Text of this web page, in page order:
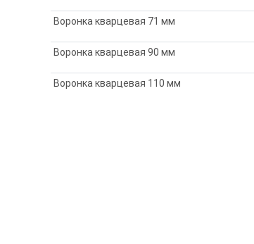
Воронка кварцевая 71 мм
Воронка кварцевая 90 мм
Воронка кварцевая 110 мм